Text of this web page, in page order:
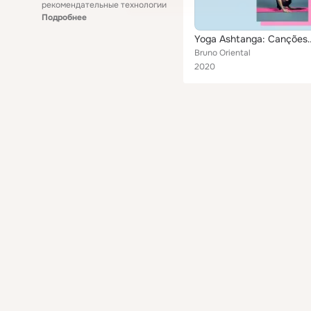
рекомендательные технологии
Подробнее
Yoga Ashtanga:
Bruno Oriental
2020